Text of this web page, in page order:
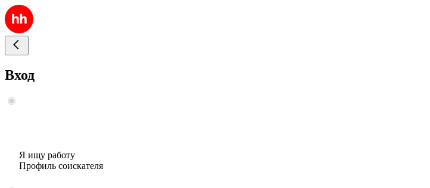
Вход
Я ищу работу
Профиль соискателя